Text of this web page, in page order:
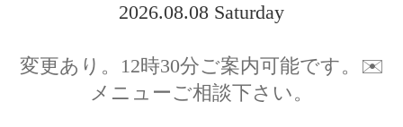
2026.08.08 Saturday
変更あり。12時30分ご案内可能です。✉️
メニューご相談下さい。